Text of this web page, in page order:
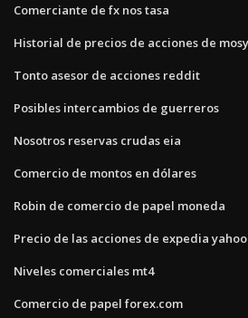
Comerciante de fx nos tasa
Historial de precios de acciones de mosy
Tonto asesor de acciones reddit
Posibles intercambios de guerreros
Nosotros reservas crudas eia
Comercio de montos en dólares
Robin de comercio de papel moneda
Precio de las acciones de expedia
Niveles comerciales mt4
Comercio de papel forex.com